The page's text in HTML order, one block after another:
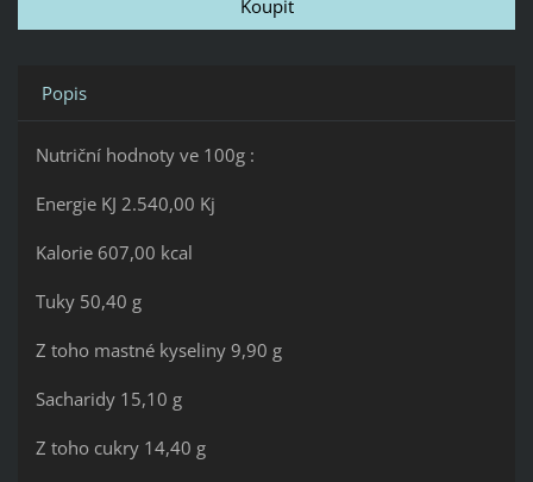
Popis
Nutriční hodnoty ve 100g :
Energie KJ 2.540,00 Kj
Kalorie 607,00 kcal
Tuky 50,40 g
Z toho mastné kyseliny 9,90 g
Sacharidy 15,10 g
Z toho cukry 14,40 g